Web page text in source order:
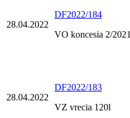
28.04.2022
DF2022/184
VO koncesia 2/2021
28.04.2022
DF2022/183
VZ vrecia 120l